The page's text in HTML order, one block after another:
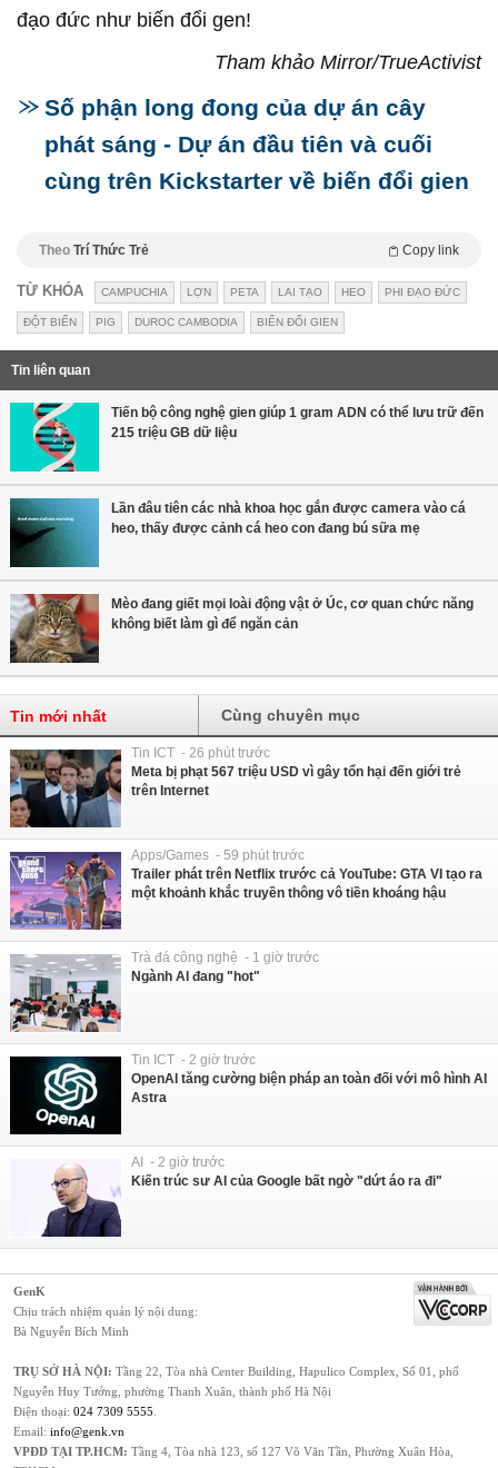
đạo đức như biến đổi gen!
Tham khảo Mirror/TrueActivist
Số phận long đong của dự án cây
phát sáng - Dự án đầu tiên và cuối
cùng trên Kickstarter về biến đổi gien
Theo Trí Thức Trẻ Copy link
TỪ KHÓA CAMPUCHIA LỢN PETA LAI TẠO HEO PHI ĐẠO ĐỨC
ĐỘT BIẾN PIG DUROC CAMBODIA BIẾN ĐỔI GIEN
Tin liên quan
Tiến bộ công nghệ gien giúp 1 gram ADN có thể lưu trữ đến
215 triệu GB dữ liệu
Lần đâu tiên các nhà khoa học gắn được camera vào cá
heo, thấy được cảnh cá heo con đang bú sữa mẹ
Mèo đang giết mọi loài động vật ở Úc, cơ quan chức năng
không biết làm gì để ngăn cản
Tin mới nhất Cùng chuyên mục
Tin ICT - 26 phút trước
Meta bị phạt 567 triệu USD vì gây tổn hại đến giới trẻ
trên Internet
Apps/Games - 59 phút trước
Trailer phát trên Netflix trước cả YouTube: GTA VI tạo ra
một khoảnh khắc truyền thông vô tiền khoáng hậu
Trà đá công nghệ - 1 giờ trước
Ngành AI đang "hot"
Tin ICT - 2 giờ trước
OpenAI tăng cường biện pháp an toàn đối với mô hình AI
Astra
AI - 2 giờ trước
Kiến trúc sư AI của Google bất ngờ "dứt áo ra đi"
GenK
Chịu trách nhiệm quản lý nội dung:
Bà Nguyễn Bích Minh
TRỤ SỞ HÀ NỘI: Tầng 22, Tòa nhà Center Building, Hapulico Complex, Số 01, phố
Nguyễn Huy Tưởng, phường Thanh Xuân, thành phố Hà Nội
Điện thoại: 024 7309 5555
Email: info@genk.vn
VPĐD TẠI TP.HCM: Tầng 4, Tòa nhà 123, số 127 Võ Văn Tần, Phường Xuân Hòa,